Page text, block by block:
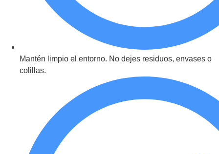
Mantén limpio el entorno. No dejes residuos, envases o
colillas.